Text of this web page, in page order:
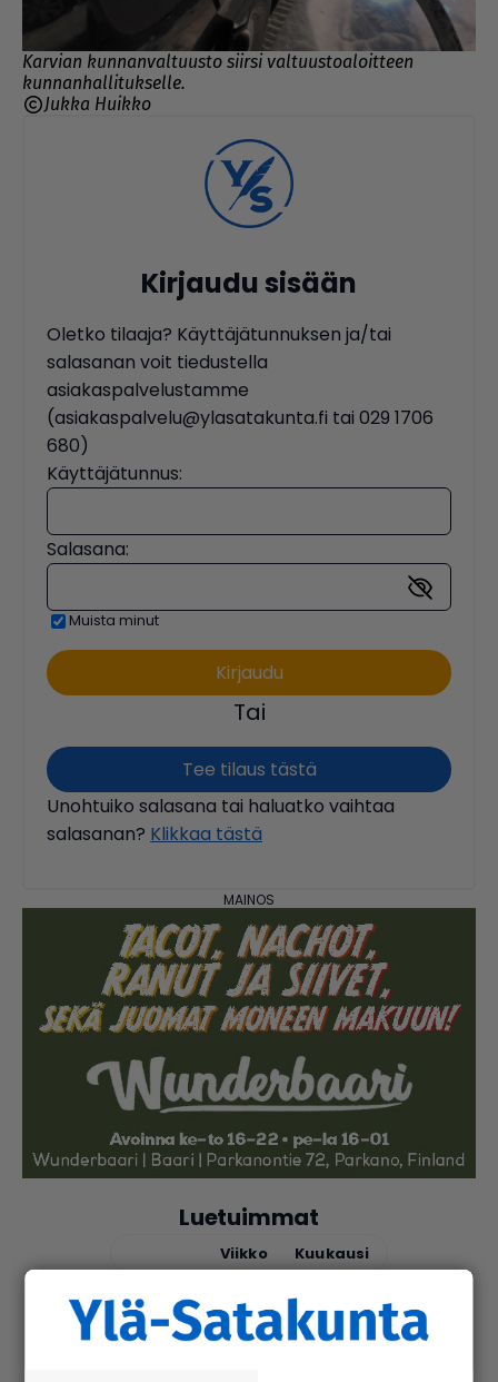
Karvian kunnanvaltuusto siirsi valtuustoaloitteen
kunnanhallitukselle.
Jukka Huikko
Kirjaudu sisään
Oletko tilaaja? Käyttäjätunnuksen ja/tai
salasanan voit tiedustella
asiakaspalvelustamme
(asiakaspalvelu@ylasatakunta.fi tai 029 1706
680)
Käyttäjätunnus:
Salasana:
Muista minut
Tai
Tee tilaus tästä
Unohtuiko salasana tai haluatko vaihtaa
salasanan? Klikkaa tästä
Luetuimmat
Viikko Kuukausi
uutinen6.8.2026 9.15
Seu­ra­kun­ta­ko­din ala­ker­rassa vesi­va­